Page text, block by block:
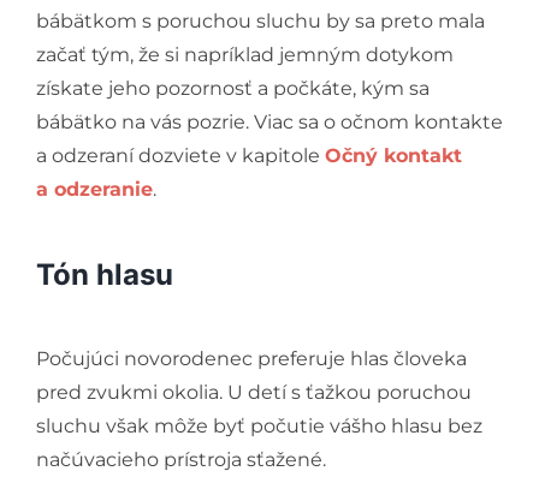
bábätkom s poruchou sluchu by sa preto mala
začať tým, že si napríklad jemným dotykom
získate jeho pozornosť a počkáte, kým sa
bábätko na vás pozrie. Viac sa o očnom kontakte
a odzeraní dozviete v kapitole Očný kontakt
a odzeranie.
Tón hlasu
Počujúci novorodenec preferuje hlas človeka
pred zvukmi okolia. U detí s ťažkou poruchou
sluchu však môže byť počutie vášho hlasu bez
načúvacieho prístroja sťažené.